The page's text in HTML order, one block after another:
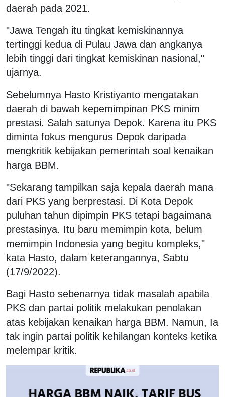
daerah pada 2021.
"Jawa Tengah itu tingkat kemiskinannya
tertinggi kedua di Pulau Jawa dan angkanya
lebih tinggi dari tingkat kemiskinan nasional,"
ujarnya.
Sebelumnya Hasto Kristiyanto mengatakan
daerah di bawah kepemimpinan PKS minim
prestasi. Salah satunya Depok. Karena itu PKS
diminta fokus mengurus Depok daripada
mengkritik kebijakan pemerintah soal kenaikan
harga BBM.
"Sekarang tampilkan saja kepala daerah mana
dari PKS yang berprestasi. Di Kota Depok
puluhan tahun dipimpin PKS tetapi bagaimana
prestasinya. Itu baru memimpin kota, belum
memimpin Indonesia yang begitu kompleks,"
kata Hasto, dalam keterangannya, Sabtu
(17/9/2022).
Bagi Hasto sebenarnya tidak masalah apabila
PKS dan partai politik melakukan penolakan
atas kebijakan kenaikan harga BBM. Namun, Ia
tak ingin partai politik kehilangan konteks ketika
melempar kritik.